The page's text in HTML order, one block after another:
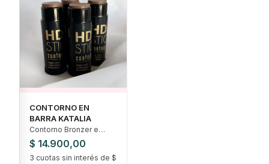
CONTORNO EN
BARRA KATALIA
Contorno Bronzer e
iluminadores, Ofertas
$ 14.900,00
3 cuotas sin interés de $